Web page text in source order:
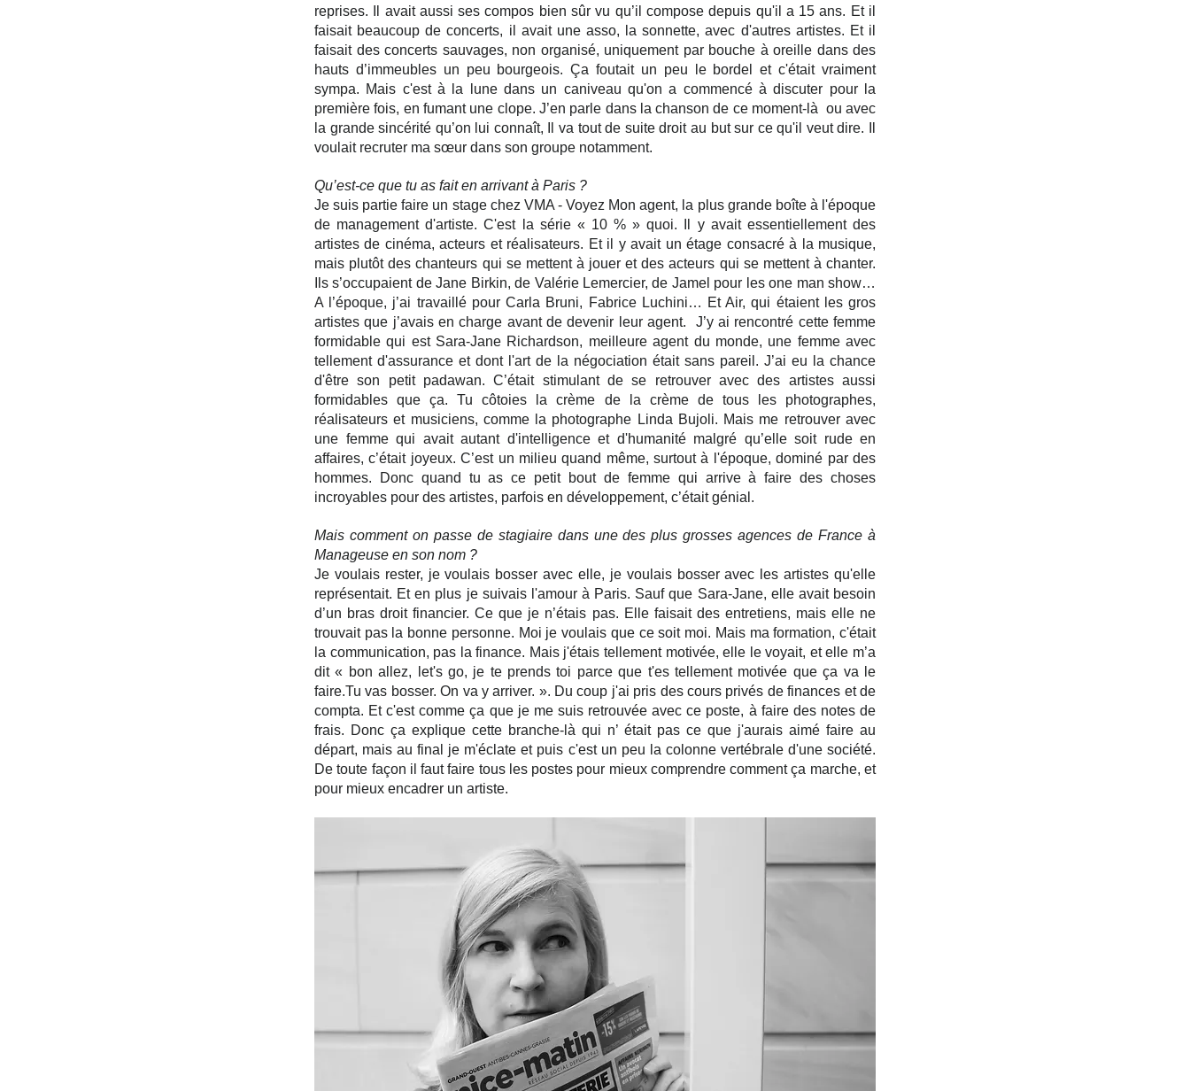
reprises. Il avait aussi ses compos bien sûr vu qu’il compose depuis qu'il a 15 ans. Et il
faisait beaucoup de concerts, il avait une asso, la sonnette, avec d'autres artistes. Et il
faisait des concerts sauvages, non organisé, uniquement par bouche à oreille dans des
hauts d’immeubles un peu bourgeois. Ça foutait un peu le bordel et c'était vraiment
sympa. Mais c'est à la lune dans un caniveau qu'on a commencé à discuter pour la
première fois, en fumant une clope. J’en parle dans la chanson de ce moment-là  ou avec
la grande sincérité qu’on lui connaît, Il va tout de suite droit au but sur ce qu'il veut dire. Il
voulait recruter ma sœur dans son groupe notamment.
Qu’est-ce que tu as fait en arrivant à Paris ?
Je suis partie faire un stage chez VMA - Voyez Mon agent, la plus grande boîte à l'époque
de management d'artiste. C'est la série « 10 % » quoi. Il y avait essentiellement des
artistes de cinéma, acteurs et réalisateurs. Et il y avait un étage consacré à la musique,
mais plutôt des chanteurs qui se mettent à jouer et des acteurs qui se mettent à chanter.
Ils s’occupaient de Jane Birkin, de Valérie Lemercier, de Jamel pour les one man show…
A l’époque, j’ai travaillé pour Carla Bruni, Fabrice Luchini… Et Air, qui étaient les gros
artistes que j’avais en charge avant de devenir leur agent.  J’y ai rencontré cette femme
formidable qui est Sara-Jane Richardson, meilleure agent du monde, une femme avec
tellement d'assurance et dont l'art de la négociation était sans pareil. J’ai eu la chance
d'être son petit padawan. C’était stimulant de se retrouver avec des artistes aussi
formidables que ça. Tu côtoies la crème de la crème de tous les photographes,
réalisateurs et musiciens, comme la photographe Linda Bujoli. Mais me retrouver avec
une femme qui avait autant d'intelligence et d'humanité malgré qu’elle soit rude en
affaires, c’était joyeux. C’est un milieu quand même, surtout à l'époque, dominé par des
hommes. Donc quand tu as ce petit bout de femme qui arrive à faire des choses
incroyables pour des artistes, parfois en développement, c’était génial.
Mais comment on passe de stagiaire dans une des plus grosses agences de France à
Manageuse en son nom ?
Je voulais rester, je voulais bosser avec elle, je voulais bosser avec les artistes qu'elle
représentait. Et en plus je suivais l'amour à Paris. Sauf que Sara-Jane, elle avait besoin
d’un bras droit financier. Ce que je n’étais pas. Elle faisait des entretiens, mais elle ne
trouvait pas la bonne personne. Moi je voulais que ce soit moi. Mais ma formation, c'était
la communication, pas la finance. Mais j'étais tellement motivée, elle le voyait, et elle m’a
dit « bon allez, let's go, je te prends toi parce que t'es tellement motivée que ça va le
faire.Tu vas bosser. On va y arriver. ». Du coup j'ai pris des cours privés de finances et de
compta. Et c'est comme ça que je me suis retrouvée avec ce poste, à faire des notes de
frais. Donc ça explique cette branche-là qui n’ était pas ce que j'aurais aimé faire au
départ, mais au final je m'éclate et puis c'est un peu la colonne vertébrale d'une société.
De toute façon il faut faire tous les postes pour mieux comprendre comment ça marche, et
pour mieux encadrer un artiste.